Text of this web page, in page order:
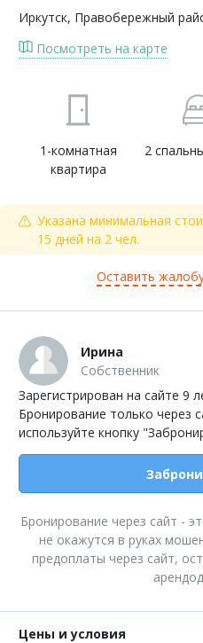
Иркутск, Правобережный
Посмотреть на карте
1-комнатная
квартира
2
Указана минимальная
15 дней на 2 чел.
Оставить
Ирина
Собственник
Зарегистрирован на сайте 9
Бронирование только через
используйте кнопку
Бронирование через сайт -
не окажутся в руках
предоплаты через сайт,
Цены и условия